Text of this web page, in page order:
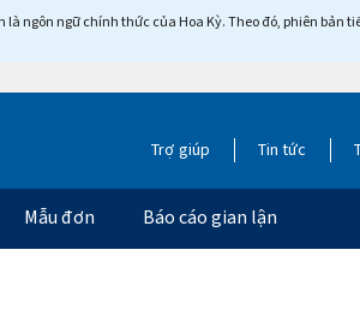
ngôn ngữ chính thức của Hoa Kỳ. Theo đó, phiên bản
Trợ giúp Tin tức
Mẫu đơn Báo cáo gian lận